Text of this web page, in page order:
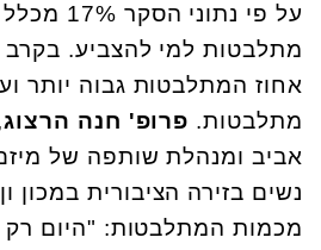
על פי
מתלבטות למי להצביע. בקרב
מתלבטות. פרופ' חנה הרצוג
אביב ומנהלת שותפה של
נשים בזירה הציבורית במכון
מכמות המתלבטות: "היום